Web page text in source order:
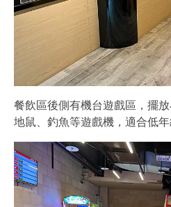
餐飲區後側有機台遊戲區，擺
地鼠、釣魚等遊戲機，適合低年